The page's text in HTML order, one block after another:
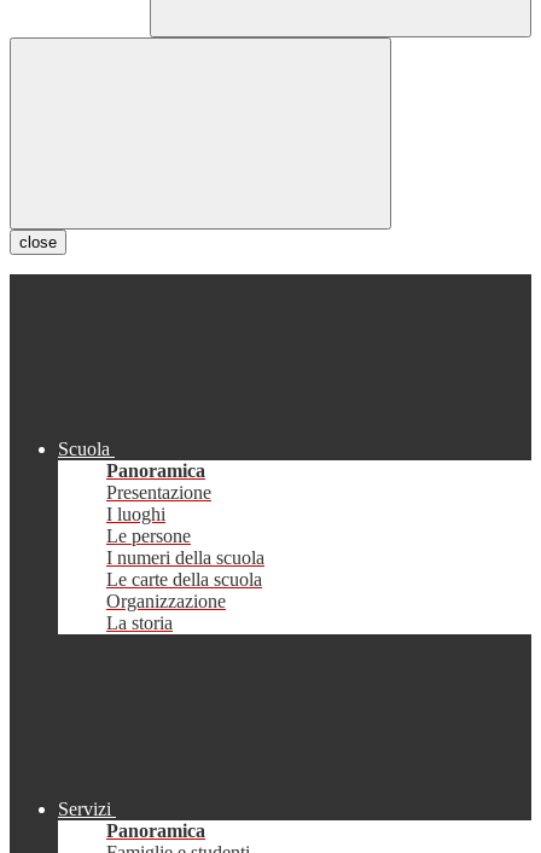
close
Scuola
Panoramica
Presentazione
I luoghi
Le persone
I numeri della scuola
Le carte della scuola
Organizzazione
La storia
Servizi
Panoramica